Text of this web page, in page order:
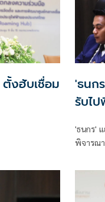
งฮับเชื่อม
'ธนก
รับไ
'ธนกร'
พิจารณ
ประชา